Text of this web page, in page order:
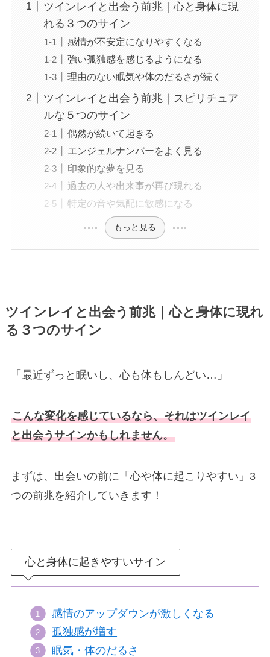
ツインレイと出会う前兆｜心と身体に現
れる３つのサイン
感情が不安定になりやすくなる
強い孤独感を感じるようになる
理由のない眠気や体のだるさが続く
ツインレイと出会う前兆｜スピリチュア
ルな５つのサイン
偶然が続いて起きる
エンジェルナンバーをよく見る
印象的な夢を見る
過去の人や出来事が再び現れる
特定の音や気配に敏感になる
もっと見る
ツインレイと出会う前兆｜心と身体に現れ
る３つのサイン
「最近ずっと眠いし、心も体もしんどい…」
こんな変化を感じているなら、それはツインレイ
と出会うサインかもしれません。
まずは、出会いの前に「心や体に起こりやすい」3
つの前兆を紹介していきます！
心と身体に起きやすいサイン
感情のアップダウンが激しくなる
孤独感が増す
眠気・体のだるさ